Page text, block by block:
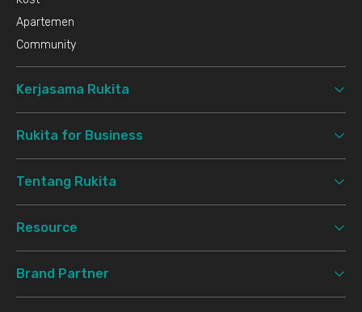
Apartemen
Community
Kerjasama Rukita
Rukita for Business
Tentang Rukita
Resource
Brand Partner